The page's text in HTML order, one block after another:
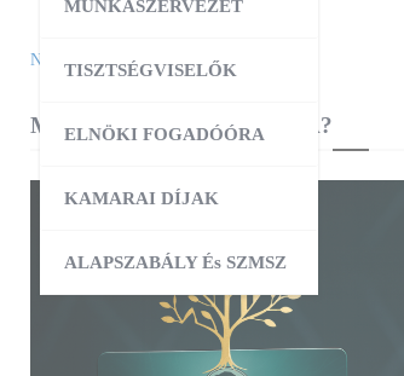
MUNKASZERVEZET
TISZTSÉGVISELŐK
ELNÖKI FOGADÓÓRA
KAMARAI DÍJAK
ALAPSZABÁLY És SZMSZ
alatt
Naptár megtekintése
MIBEN SEGÍT A KAMARA?